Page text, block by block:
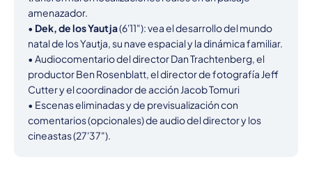
amenazador.
• Dek, de los Yautja (6'11"): vea el desarrollo del mundo
natal de los Yautja, su nave espacial y la dinámica familiar.
• Audiocomentario del director Dan Trachtenberg, el
productor Ben Rosenblatt, el director de fotografía Jeff
Cutter y el coordinador de acción Jacob Tomuri
• Escenas eliminadas y de previsualización con
comentarios (opcionales) de audio del director y los
cineastas (27'37").